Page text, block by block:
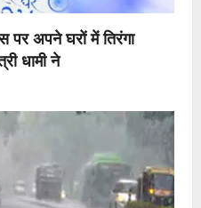
पर अपने घरों में तिरंगा
धामी ने